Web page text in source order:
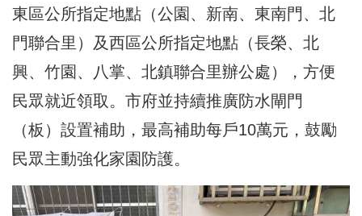
東區公所指定地點（公園、新南、東南門、北
門聯合里）及西區公所指定地點（長榮、北
興、竹園、八掌、北鎮聯合里辦公處），方便
民眾就近領取。市府並持續推廣防水閘門
（板）設置補助，最高補助每戶10萬元，鼓勵
民眾主動強化家園防護。